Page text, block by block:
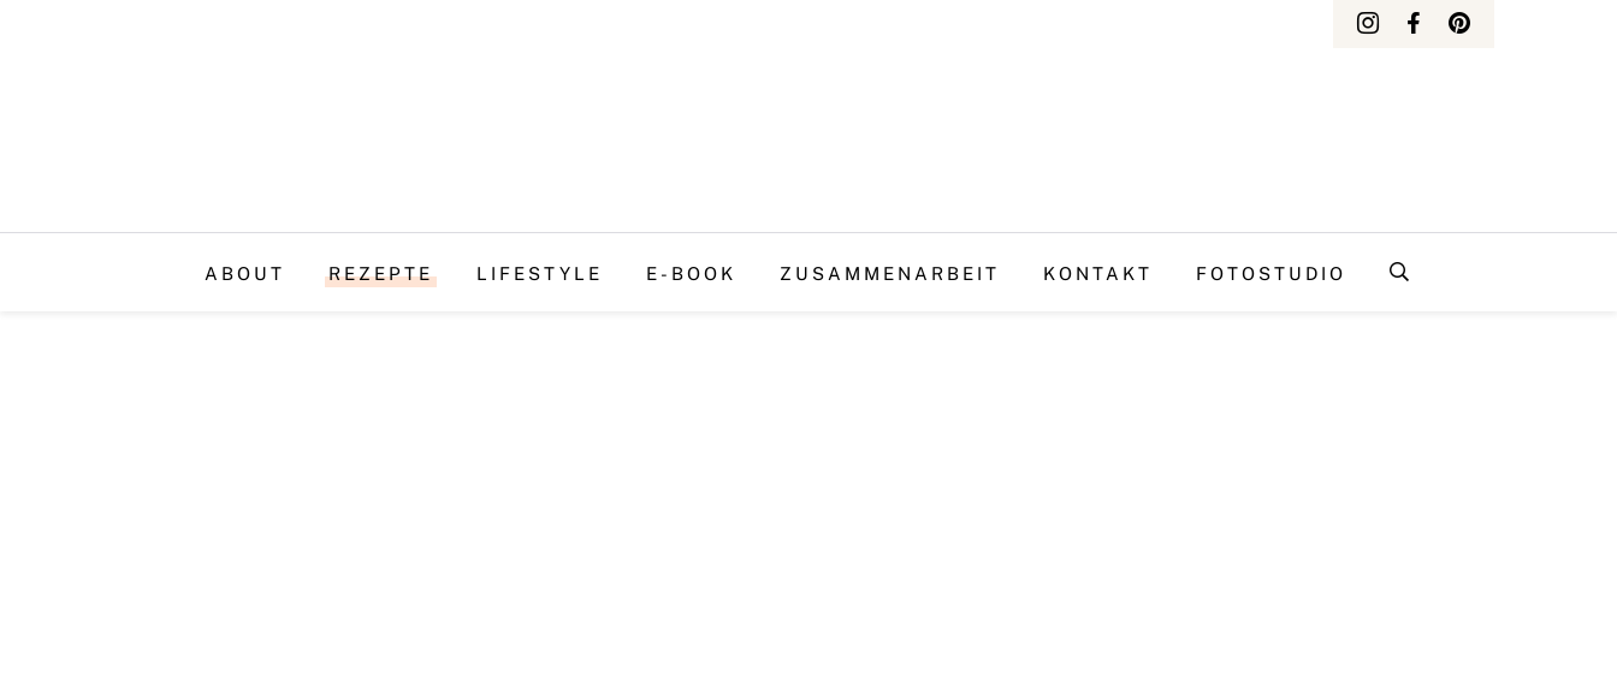
ABOUT REZEPTE LIFESTYLE E-BOOK ZUSAMMENARBEIT KONTAKT FOTOSTUDIO